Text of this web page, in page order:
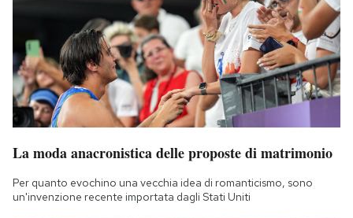
La moda anacronistica delle proposte di matrimonio
Per quanto evochino una vecchia idea di romanticismo, sono
un'invenzione recente importata dagli Stati Uniti